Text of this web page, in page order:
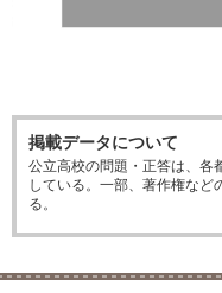
掲載データについて
公立高校の問題・正答は、各
している。一部、著作権など
る。